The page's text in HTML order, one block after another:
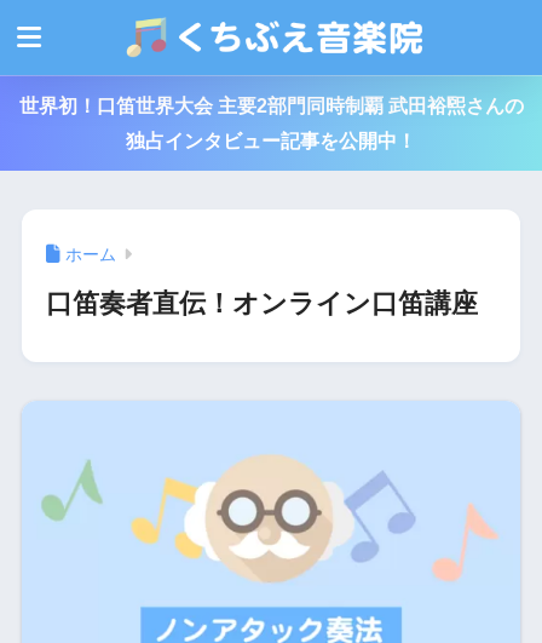
世界初！口笛世界大会 主要2部門同時制覇 武田裕煕さんの
独占インタビュー記事を公開中！
ホーム
口笛奏者直伝！オンライン口笛講座